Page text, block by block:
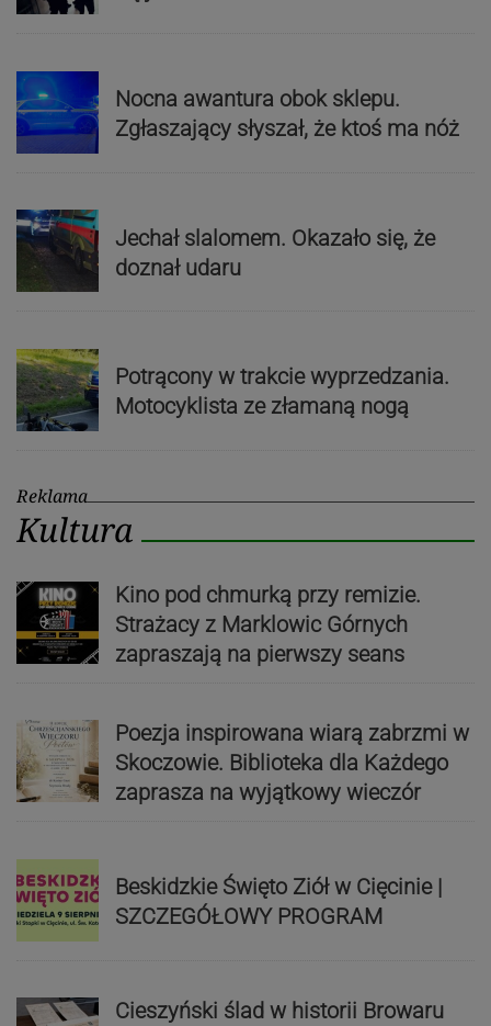
Nocna awantura obok sklepu.
Zgłaszający słyszał, że ktoś ma nóż
Jechał slalomem. Okazało się, że
doznał udaru
Potrącony w trakcie wyprzedzania.
Motocyklista ze złamaną nogą
Reklama
Kultura
Kino pod chmurką przy remizie.
Strażacy z Marklowic Górnych
zapraszają na pierwszy seans
Poezja inspirowana wiarą zabrzmi w
Skoczowie. Biblioteka dla Każdego
zaprasza na wyjątkowy wieczór
Beskidzkie Święto Ziół w Cięcinie |
SZCZEGÓŁOWY PROGRAM
Cieszyński ślad w historii Browaru